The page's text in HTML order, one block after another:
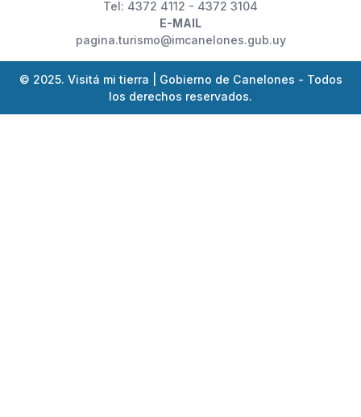
Tel: 4372 4112 - 4372 3104
E-MAIL
pagina.turismo@imcanelones.gub.uy
© 2025. Visitá mi tierra | Gobierno de Canelones - Todos
los derechos reservados.